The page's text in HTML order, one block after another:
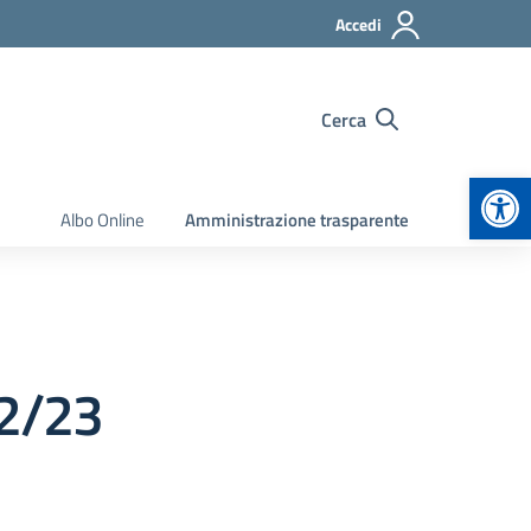
Accedi
Cerca
Albo Online Amministrazione trasparente
23